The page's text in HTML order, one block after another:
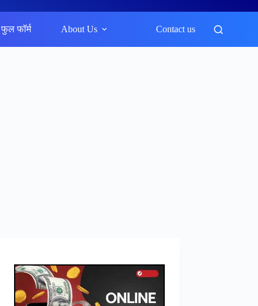
फुल फॉर्म About Us Contact us